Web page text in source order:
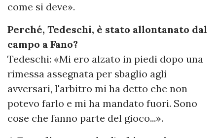
come si deve».
Perché, Tedeschi, è stato allontanato dal
campo a Fano?
Tedeschi: «Mi ero alzato in piedi dopo una
rimessa assegnata per sbaglio agli
avversari, l'arbitro mi ha detto che non
potevo farlo e mi ha mandato fuori. Sono
cose che fanno parte del gioco...».